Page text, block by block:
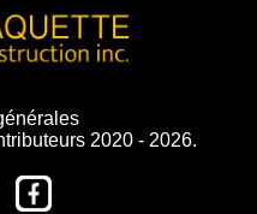
2020 - 2026.